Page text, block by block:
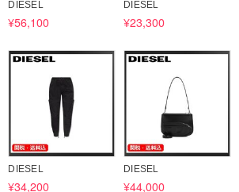
DIESEL
¥56,100
DIESEL
¥23,300
DIESEL
¥34,200
DIESEL
¥44,000